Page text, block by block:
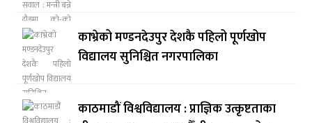
काभ्रेको मण्डनदेउपुर देशकै पहिलो पूर्णखोप
विद्यालय सुनिश्चित नगरपालिका
काठमाडौं विश्वविद्यालय : प्राज्ञिक उत्कृष्टताका